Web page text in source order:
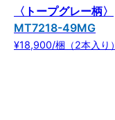
〈トープグレー柄〉
MT7218-49MG
¥18,900/梱（2本入り）